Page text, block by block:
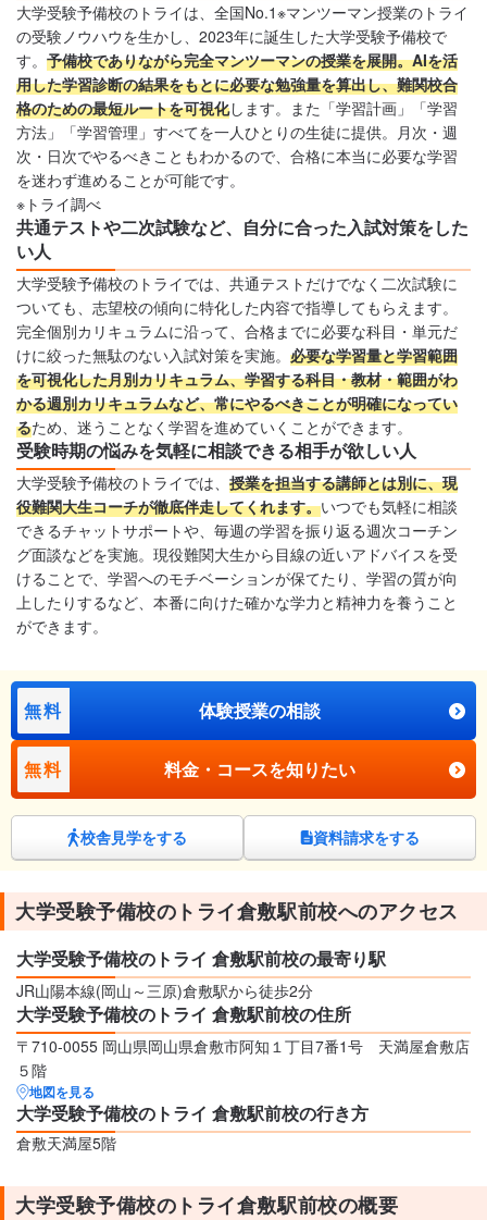
大学受験予備校のトライは、全国No.1※マンツーマン授業のトライ
の受験ノウハウを生かし、2023年に誕生した大学受験予備校で
す。 予備校でありながら完全マンツーマンの授業を展開。AIを活
用した学習診断の結果をもとに必要な勉強量を算出し、難関校合
格のための最短ルートを可視化します。また「学習計画」「学習
方法」「学習管理」すべてを一人ひとりの生徒に提供。月次・週
次・日次でやるべきこともわかるので、合格に本当に必要な学習
を迷わず進めることが可能です。
※トライ調べ
共通テストや二次試験など、自分に合った入試対策をした
い人
大学受験予備校のトライでは、共通テストだけでなく二次試験に
ついても、志望校の傾向に特化した内容で指導してもらえます。
完全個別カリキュラムに沿って、合格までに必要な科目・単元だ
けに絞った無駄のない入試対策を実施。 必要な学習量と学習範囲
を可視化した月別カリキュラム、学習する科目・教材・範囲がわ
かる週別カリキュラムなど、常にやるべきことが明確になってい
るため、迷うことなく学習を進めていくことができます。
受験時期の悩みを気軽に相談できる相手が欲しい人
大学受験予備校のトライでは、 授業を担当する講師とは別に、現
役難関大生コーチが徹底伴走してくれます。いつでも気軽に相談
できるチャットサポートや、毎週の学習を振り返る週次コーチン
グ面談などを実施。現役難関大生から目線の近いアドバイスを受
けることで、学習へのモチベーションが保てたり、学習の質が向
上したりするなど、本番に向けた確かな学力と精神力を養うこと
ができます。
無料 体験授業の相談
無料 料金・コースを知りたい
校舎見学をする 資料請求をする
大学受験予備校のトライ倉敷駅前校へのアクセス
大学受験予備校のトライ 倉敷駅前校の最寄り駅
JR山陽本線(岡山～三原)倉敷駅から徒歩2分
大学受験予備校のトライ 倉敷駅前校の住所
〒710-0055 岡山県岡山県倉敷市阿知１丁目7番1号 天満屋倉敷店
５階
地図を見る
大学受験予備校のトライ 倉敷駅前校の行き方
倉敷天満屋5階
大学受験予備校のトライ倉敷駅前校の概要